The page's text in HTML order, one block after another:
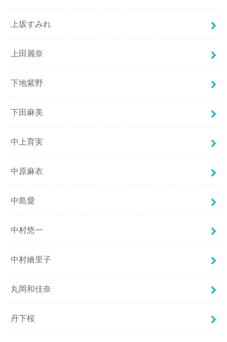
上坂すみれ
上田麗奈
下地紫野
下田麻美
中上育実
中原麻衣
中島愛
中村悠一
中村繪里子
丸岡和佳奈
丹下桜